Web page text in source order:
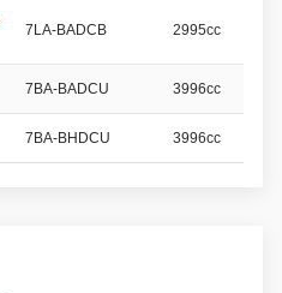
7LA-BADCB 2995cc
7BA-BADCU 3996cc
7BA-BHDCU 3996cc